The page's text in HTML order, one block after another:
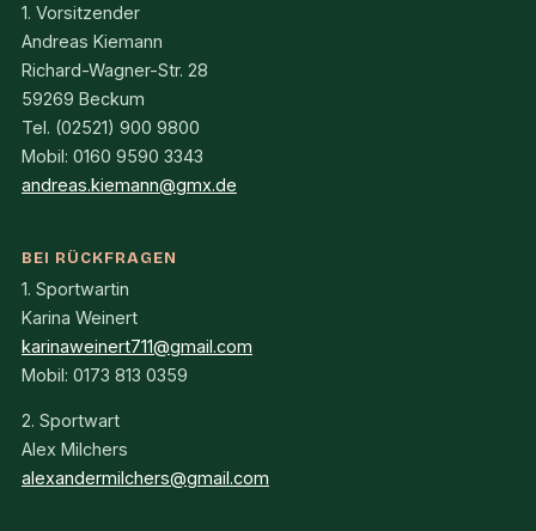
1. Vorsitzender
Andreas Kiemann
Richard-Wagner-Str. 28
59269 Beckum
Tel. (02521) 900 9800
Mobil: 0160 9590 3343
andreas.kiemann@gmx.de
BEI RÜCKFRAGEN
1. Sportwartin
Karina Weinert
karinaweinert711@gmail.com
Mobil: 0173 813 0359
2. Sportwart
Alex Milchers
alexandermilchers@gmail.com